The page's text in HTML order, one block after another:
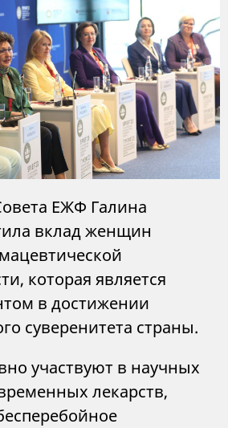
ЕЖФ Галина
вклад женщин
которая является
в достижении
суверенитета страны.
участвуют в научных
лекарств,